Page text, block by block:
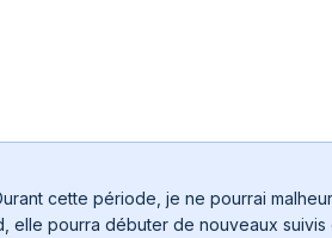
cette période, je ne pourrai
pourra débuter de nouveaux